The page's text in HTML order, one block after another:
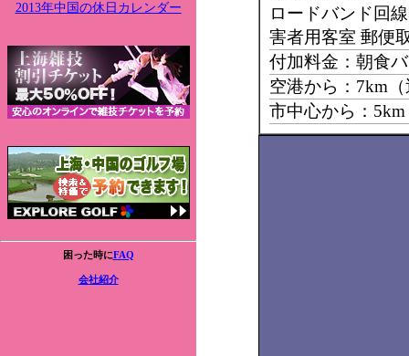
2013年中国の休日カレンダー
困った時にFAQ
会社紹介
ロードバンド
害者用客室 郵便
付加料金：朝食
空港から：7km
市中心から：